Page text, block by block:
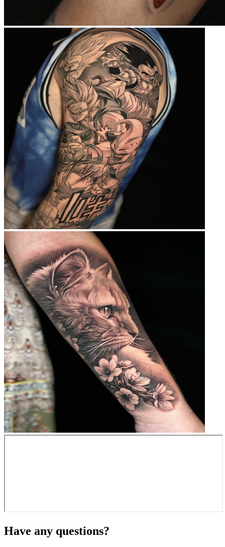
Have any questions?